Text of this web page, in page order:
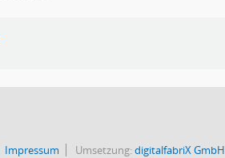
Impressum Umsetzung:digitalfabriX GmbH